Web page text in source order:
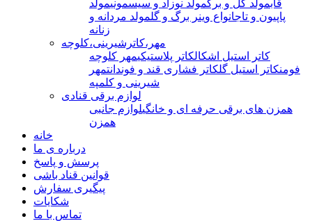
قابمولد گل و برگمولد نوزاد و سیسمونیمولد
پاپیون و تاجانواع وینر برگ و گلمولد مردانه و
زنانه
مهر،کاترشیرینی،کلوچه
کاتر استیل اشکالکاتر پلاستیکیمهر کلوچه
فومنکاتر استیل گلکاتر فشاری قند و فوندانتمهر
شیرینی و کلمپه
لوازم برقی قنادی
همزن های برقی حرفه ای و خانگیلوازم جانبی
همزن
خانه
درباره ی ما
پرسش و پاسخ
قوانین قناد باشی
پیگیری سفارش
شکایات
تماس با ما